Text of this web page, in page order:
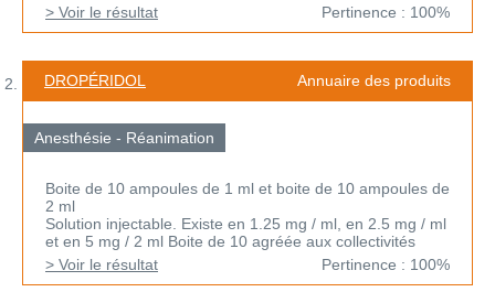
> Voir le résultat
Pertinence : 100%
DROPÉRIDOL Annuaire des produits
Anesthésie - Réanimation
Boite de 10 ampoules de 1 ml et boite de 10 ampoules de
2 ml
Solution injectable. Existe en 1.25 mg / ml, en 2.5 mg / ml
et en 5 mg / 2 ml Boite de 10 agréée aux collectivités
> Voir le résultat
Pertinence : 100%